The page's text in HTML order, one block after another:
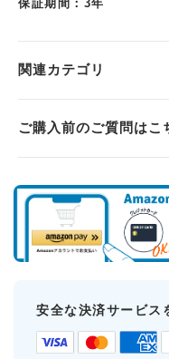
保証期間：3年
関連カテゴリ
ご購入前のご質問はこ
安全な決済サービス